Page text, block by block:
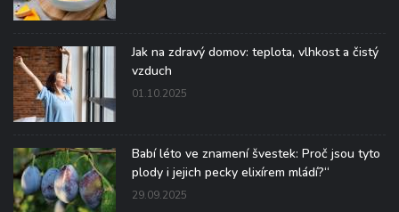
Jak na zdravý domov: teplota, vlhkost a čistý
vzduch
01.10.2025
Babí léto ve znamení švestek: Proč jsou tyto
plody i jejich pecky elixírem mládí?“
29.09.2025